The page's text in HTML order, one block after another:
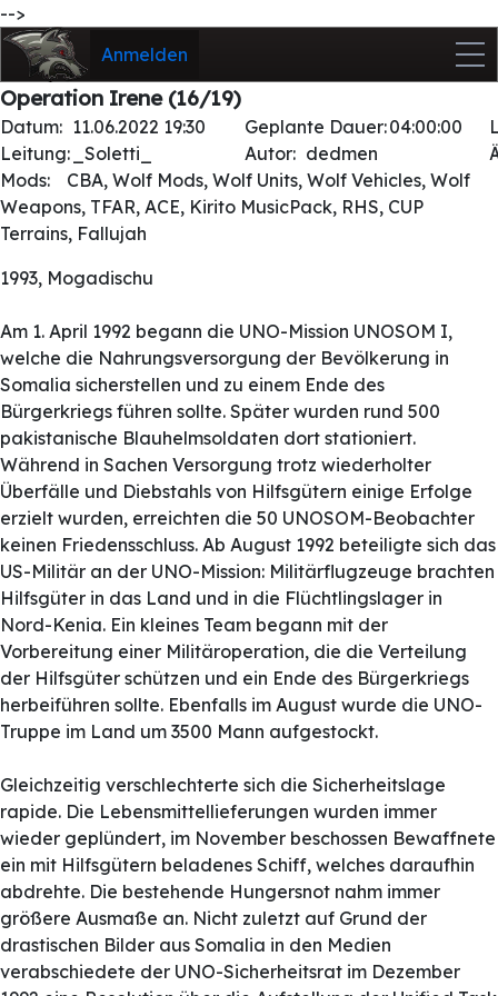
-->
Anmelden
Operation Irene (16/19)
Datum: 11.06.2022 19:30 Geplante Dauer:04:00:00
Leitung: _Soletti_ Autor: dedmen
Mods:
CBA, Wolf Mods, Wolf Units, Wolf Vehicles, Wolf
Weapons, TFAR, ACE, Kirito MusicPack, RHS, CUP
Terrains, Fallujah
1993, Mogadischu
Am 1. April 1992 begann die UNO-Mission UNOSOM I,
welche die Nahrungsversorgung der Bevölkerung in
Somalia sicherstellen und zu einem Ende des
Bürgerkriegs führen sollte. Später wurden rund 500
pakistanische Blauhelmsoldaten dort stationiert.
Während in Sachen Versorgung trotz wiederholter
Überfälle und Diebstahls von Hilfsgütern einige Erfolge
erzielt wurden, erreichten die 50 UNOSOM-Beobachter
keinen Friedensschluss. Ab August 1992 beteiligte sich das
US-Militär an der UNO-Mission: Militärflugzeuge brachten
Hilfsgüter in das Land und in die Flüchtlingslager in
Nord-Kenia. Ein kleines Team begann mit der
Vorbereitung einer Militäroperation, die die Verteilung
der Hilfsgüter schützen und ein Ende des Bürgerkriegs
herbeiführen sollte. Ebenfalls im August wurde die UNO-
Truppe im Land um 3500 Mann aufgestockt.
Gleichzeitig verschlechterte sich die Sicherheitslage
rapide. Die Lebensmittellieferungen wurden immer
wieder geplündert, im November beschossen Bewaffnete
ein mit Hilfsgütern beladenes Schiff, welches daraufhin
abdrehte. Die bestehende Hungersnot nahm immer
größere Ausmaße an. Nicht zuletzt auf Grund der
drastischen Bilder aus Somalia in den Medien
verabschiedete der UNO-Sicherheitsrat im Dezember